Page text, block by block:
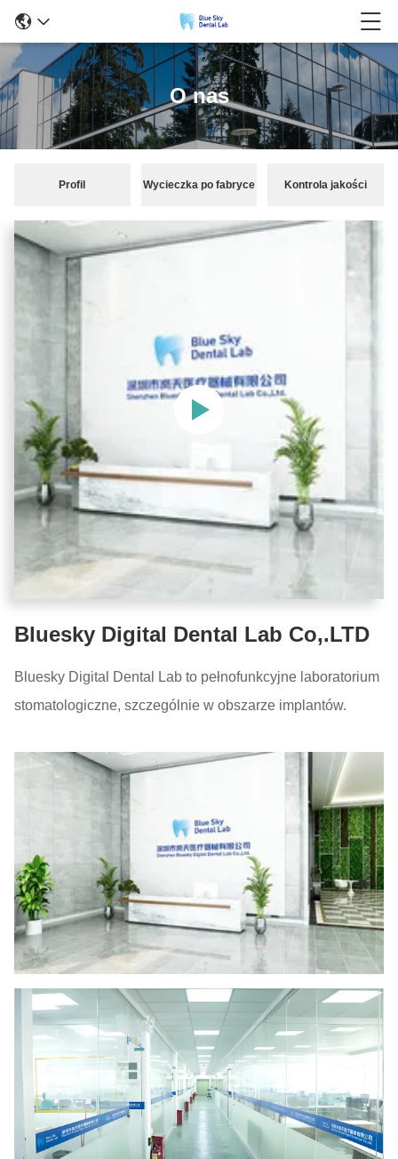
O nas
Profil
przedsiębiorstwa
Wycieczka po fabryce Kontrola jakości
Bluesky Digital Dental Lab Co,.LTD
Bluesky Digital Dental Lab to pełnofunkcyjne laboratorium
stomatologiczne, szczególnie w obszarze implantów.